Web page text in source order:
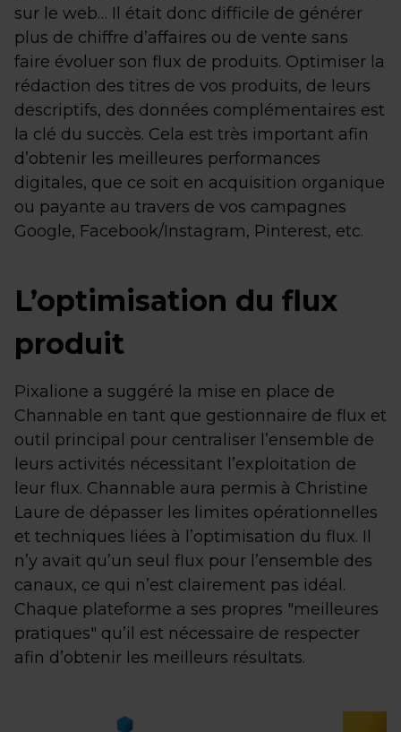
sur le web… Il était donc difficile de générer
plus de chiffre d’affaires ou de vente sans
faire évoluer son flux de produits. Optimiser la
rédaction des titres de vos produits, de leurs
descriptifs, des données complémentaires est
la clé du succès. Cela est très important afin
d’obtenir les meilleures performances
digitales, que ce soit en acquisition organique
ou payante au travers de vos campagnes
Google, Facebook/Instagram, Pinterest, etc.
L’optimisation du flux
produit
Pixalione a suggéré la mise en place de
Channable en tant que gestionnaire de flux et
outil principal pour centraliser l’ensemble de
leurs activités nécessitant l’exploitation de
leur flux. Channable aura permis à Christine
Laure de dépasser les limites opérationnelles
et techniques liées à l’optimisation du flux. Il
n’y avait qu’un seul flux pour l’ensemble des
canaux, ce qui n’est clairement pas idéal.
Chaque plateforme a ses propres "meilleures
pratiques" qu’il est nécessaire de respecter
afin d’obtenir les meilleurs résultats.